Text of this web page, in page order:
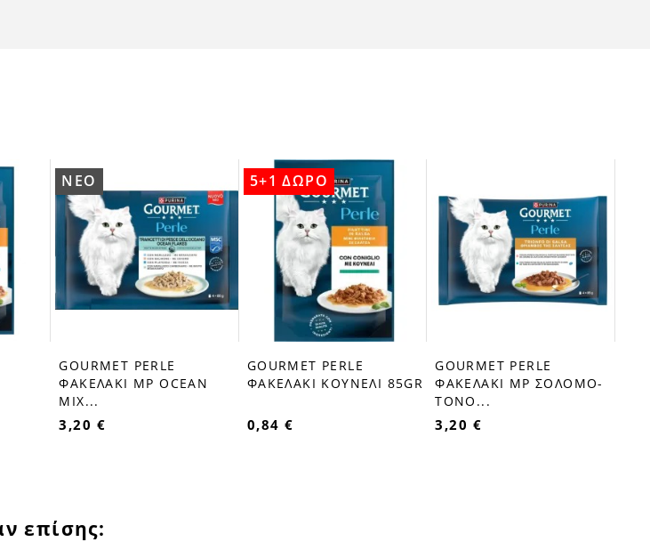
favorite_border
GOURMET PERLE
ΦΑΚΕΛΑΚΙ MP OCEAN
MIX...
3,20 €
ΝΈΟ
favorite_border
GOURMET PERLE
ΦΑΚΕΛΑΚΙ ΚΟΥΝΕΛΙ 85GR
0,84 €
5+1 ΔΩΡΟ
favorite_border
GOURMET PERLE
ΦΑΚΕΛΑΚΙ MP ΣΟΛΟΜΟ-
ΤΟΝΟ...
3,20 €
επίσης: